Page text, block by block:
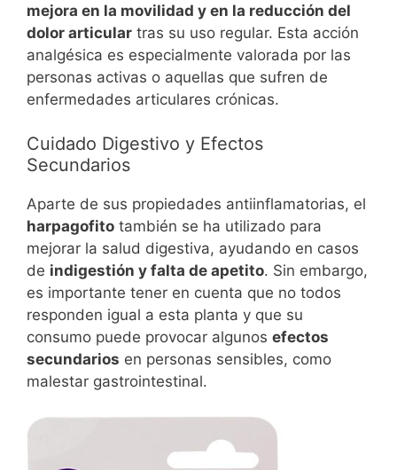
mejora en la movilidad y en la reducción del
dolor articular tras su uso regular. Esta acción
analgésica es especialmente valorada por las
personas activas o aquellas que sufren de
enfermedades articulares crónicas.
Cuidado Digestivo y Efectos
Secundarios
Aparte de sus propiedades antiinflamatorias, el
harpagofito también se ha utilizado para
mejorar la salud digestiva, ayudando en casos
de indigestión y falta de apetito. Sin embargo,
es importante tener en cuenta que no todos
responden igual a esta planta y que su
consumo puede provocar algunos efectos
secundarios en personas sensibles, como
malestar gastrointestinal.